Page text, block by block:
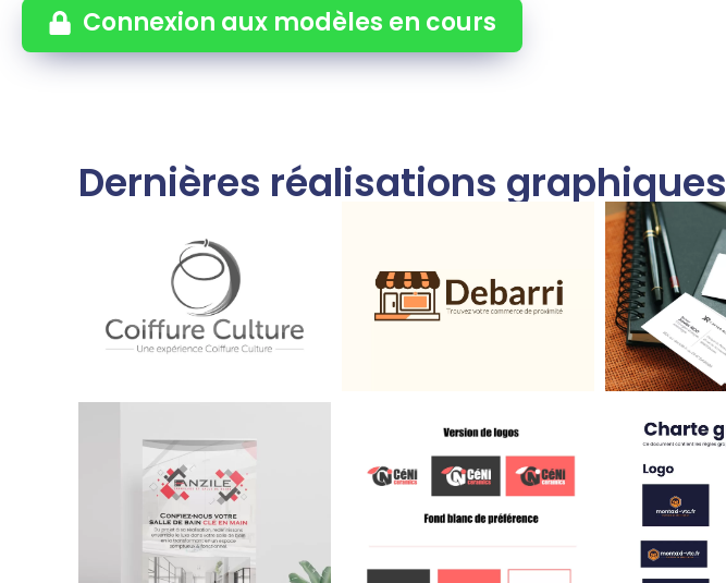
Connexion aux modèles en cours
Dernières réalisations graphiques